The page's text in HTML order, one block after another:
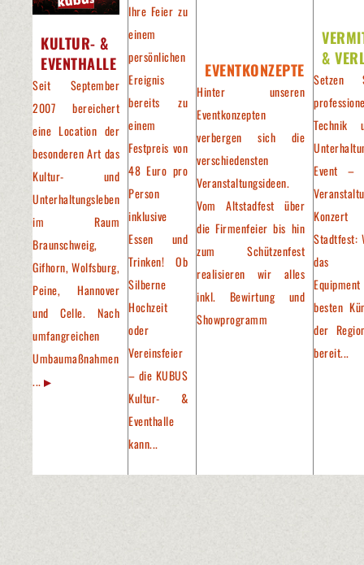
KULTUR- &
EVENTHALLE
Seit September
2007 bereichert
eine Location der
besonderen Art das
Kultur- und
Unterhaltungsleben
im Raum
Braunschweig,
Gifhorn, Wolfsburg,
Peine, Hannover
und Celle. Nach
umfangreichen
Umbaumaßnahmen
...
Ihre Feier zu
einem
persönlichen
Ereignis
bereits zu
einem
Festpreis von
48 Euro pro
Person
inklusive
Essen und
Trinken! Ob
Silberne
Hochzeit
oder
Vereinsfeier
– die KUBUS
Kultur- &
Eventhalle
kann...
EVENTKONZEPTE
Hinter unseren
Eventkonzepten
verbergen sich die
verschiedensten
Veranstaltungsideen.
Vom Altstadfest über
die Firmenfeier bis hin
zum Schützenfest
realisieren wir alles
inkl. Bewirtung und
Showprogramm
&
Setzen
Technik
Event –
Stadtfest:
das
besten
der
bereit...